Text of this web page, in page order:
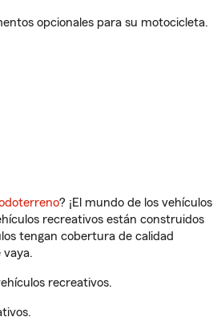
opcionales para su motocicleta.
? ¡El mundo de los vehículos
recreativos están construidos
tengan cobertura de calidad
vaya.
recreativos.